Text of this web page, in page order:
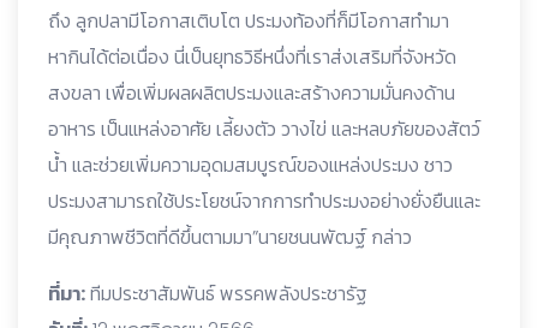
ถึง ลูกปลามีโอกาสเติบโต ประมงท้องที่ก็มีโอกาสทำมา
หากินได้ต่อเนื่อง นี่เป็นยุทธวิธีหนึ่งที่เราส่งเสริมที่จังหวัด
สงขลา เพื่อเพิ่มผลผลิตประมงและสร้างความมั่นคงด้าน
อาหาร เป็นแหล่งอาศัย เลี้ยงตัว วางไข่ และหลบภัยของสัตว์
น้ำ และช่วยเพิ่มความอุดมสมบูรณ์ของแหล่งประมง ชาว
ประมงสามารถใช้ประโยชน์จากการทำประมงอย่างยั่งยืนและ
มีคุณภาพชีวิตที่ดีขึ้นตามมา”นายชนนพัฒฐ์ กล่าว
ที่มา:ทีมประชาสัมพันธ์ พรรคพลังประชารัฐ